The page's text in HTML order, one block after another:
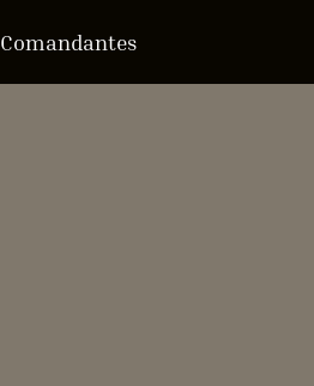
Comandantes